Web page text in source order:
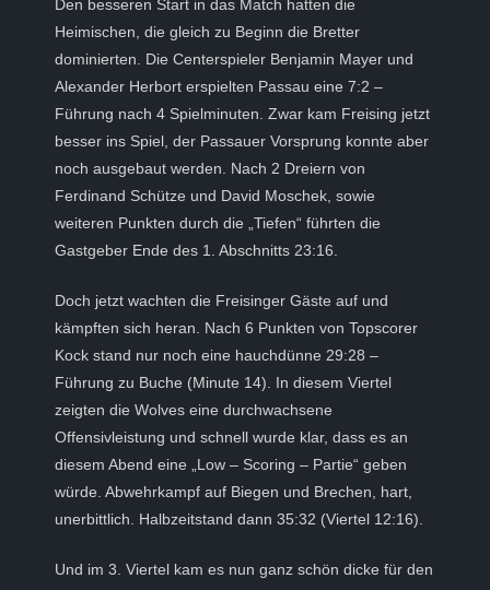
Den besseren Start in das Match hatten die
Heimischen, die gleich zu Beginn die Bretter
dominierten. Die Centerspieler Benjamin Mayer und
Alexander Herbort erspielten Passau eine 7:2 –
Führung nach 4 Spielminuten. Zwar kam Freising jetzt
besser ins Spiel, der Passauer Vorsprung konnte aber
noch ausgebaut werden. Nach 2 Dreiern von
Ferdinand Schütze und David Moschek, sowie
weiteren Punkten durch die „Tiefen“ führten die
Gastgeber Ende des 1. Abschnitts 23:16.
Doch jetzt wachten die Freisinger Gäste auf und
kämpften sich heran. Nach 6 Punkten von Topscorer
Kock stand nur noch eine hauchdünne 29:28 –
Führung zu Buche (Minute 14). In diesem Viertel
zeigten die Wolves eine durchwachsene
Offensivleistung und schnell wurde klar, dass es an
diesem Abend eine „Low – Scoring – Partie“ geben
würde. Abwehrkampf auf Biegen und Brechen, hart,
unerbittlich. Halbzeitstand dann 35:32 (Viertel 12:16).
Und im 3. Viertel kam es nun ganz schön dicke für den